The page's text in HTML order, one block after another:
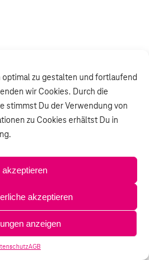
zu gestalten und fortlaufend
wir Cookies. Durch die
stimmst Du der Verwendung von
zu Cookies erhältst Du in
akzeptieren
akzeptieren
anzeigen
AGB